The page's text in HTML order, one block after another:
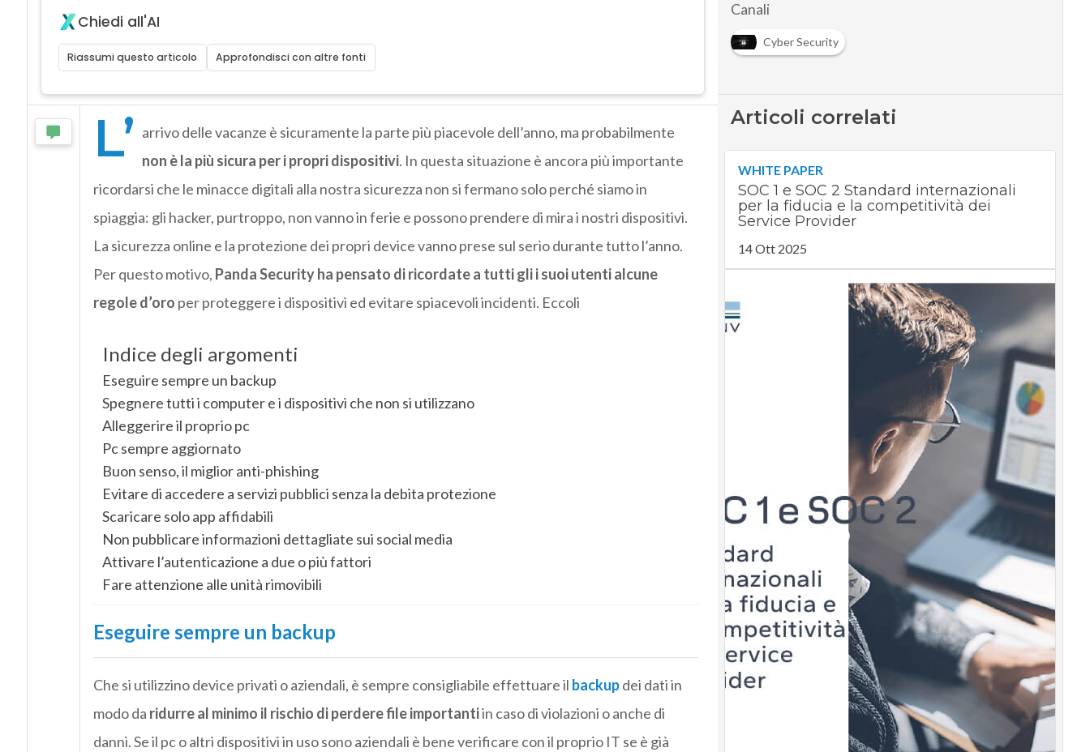
Chiedi all'AI
Riassumi questo articolo Approfondisci con altre fonti
L’ arrivo delle vacanze è sicuramente la parte più piacevole dell’anno, ma probabilmente
non è la più sicura per i propri dispositivi. In questa situazione è ancora più importante
ricordarsi che le minacce digitali alla nostra sicurezza non si fermano solo perché siamo in
spiaggia: gli hacker, purtroppo, non vanno in ferie e possono prendere di mira i nostri dispositivi.
La sicurezza online e la protezione dei propri device vanno prese sul serio durante tutto l’anno.
Per questo motivo, Panda Security ha pensato di ricordate a tutti gli i suoi utenti alcune
regole d’oro per proteggere i dispositivi ed evitare spiacevoli incidenti. Eccoli
Indice degli argomenti
Eseguire sempre un backup
Spegnere tutti i computer e i dispositivi che non si utilizzano
Alleggerire il proprio pc
Pc sempre aggiornato
Buon senso, il miglior anti-phishing
Evitare di accedere a servizi pubblici senza la debita protezione
Scaricare solo app affidabili
Non pubblicare informazioni dettagliate sui social media
Attivare l’autenticazione a due o più fattori
Fare attenzione alle unità rimovibili
Eseguire sempre un backup
Che si utilizzino device privati o aziendali, è sempre consigliabile effettuare il backupdei dati in
modo da ridurre al minimo il rischio di perdere file importantiin caso di violazioni o anche di
danni.Se il pc o altri dispositivi in uso sono aziendali è bene verificare con il proprio IT se è già
Canali
Cyber Security
Articoli correlati
WHITE PAPER
SOC 1 e SOC 2 Standard internazionali
per la fiducia e la competitività dei
Service Provider
14 Ott 2025